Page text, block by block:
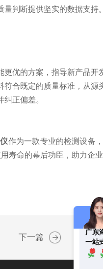
判断提供坚实的数据支持。
优的方案，指导新产品开
合既定的质量标准，从源
正偏差。
作为一款专业的检测设备
寿命的幕后功臣，助力企
下一篇